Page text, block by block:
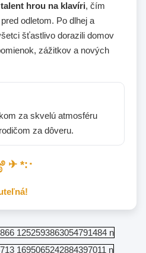
hrou na klavíri, čím
odletom. Po dlhej a
šťastlivo dorazili domov
zážitkov a nových
za skvelú atmosféru
za dôveru.
✈︎ *:･